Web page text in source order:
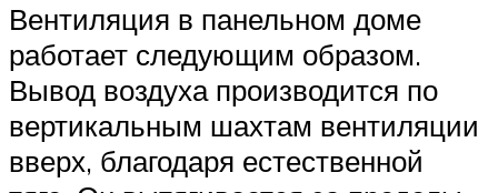
Вентиляция в панельном доме
работает следующим образом.
Вывод воздуха производится по
вертикальным шахтам вентиляции
вверх, благодаря естественной